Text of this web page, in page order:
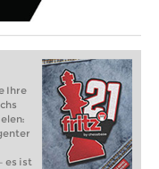
Ihre
es ist